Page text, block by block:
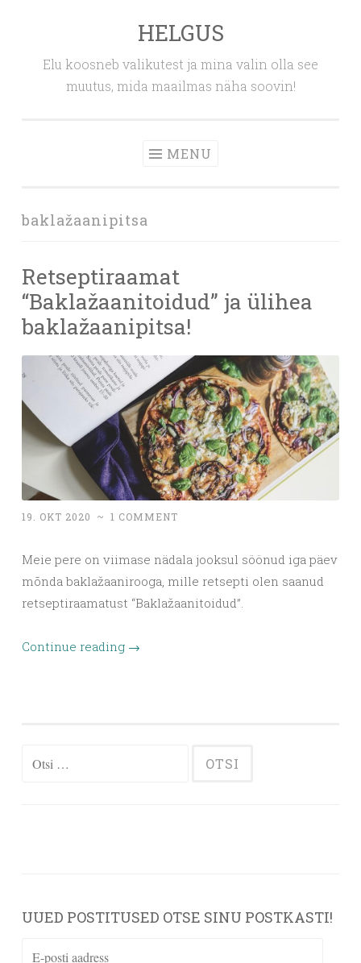
HELGUS
Elu koosneb valikutest ja mina valin olla see
muutus, mida maailmas näha soovin!
MENU
baklažaanipitsa
Retseptiraamat
“Baklažaanitoidud” ja ülihea
baklažaanipitsa!
19. OKT 2020 ~ 1 COMMENT
Meie pere on viimase nädala jooksul söönud iga päev
mõnda baklažaanirooga, mille retsepti olen saanud
retseptiraamatust “Baklažaanitoidud”.
Continue reading →
Otsi:
UUED POSTITUSED OTSE SINU POSTKASTI!
E-